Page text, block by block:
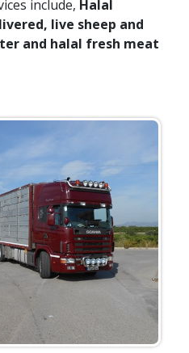
include, Halal
live sheep and
and halal fresh meat